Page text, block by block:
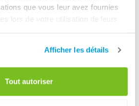
que vous leur avez fournies
lors de votre utilisation de leurs
Afficher les détails
Tout autoriser